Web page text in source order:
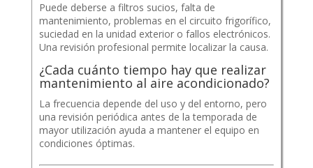
Puede deberse a filtros sucios, falta de
mantenimiento, problemas en el circuito frigorífico,
suciedad en la unidad exterior o fallos electrónicos.
Una revisión profesional permite localizar la causa.
¿Cada cuánto tiempo hay que realizar
mantenimiento al aire acondicionado?
La frecuencia depende del uso y del entorno, pero
una revisión periódica antes de la temporada de
mayor utilización ayuda a mantener el equipo en
condiciones óptimas.